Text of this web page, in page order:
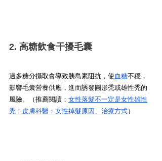
2. 高糖飲食干擾毛囊
過多糖分攝取會導致胰島素阻抗，使血糖不穩，
影響毛囊營養供應，進而誘發圓形禿或雄性禿的
風險。（推薦閱讀： 女性落髮不一定是女性雄性
禿！皮膚科醫：女性掉髮原因、治療方式）